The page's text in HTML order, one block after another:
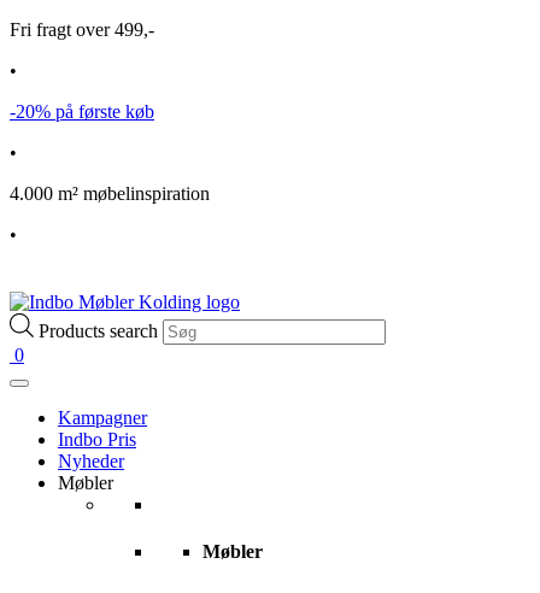
Fri fragt over 499,-
•
-20% på første køb
•
4.000 m² møbelinspiration
•
Products search
0
Kampagner
Indbo Pris
Nyheder
Møbler
Møbler